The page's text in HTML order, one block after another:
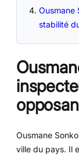
Ousmane
stabilité
Ousmane
ville du pays. Il